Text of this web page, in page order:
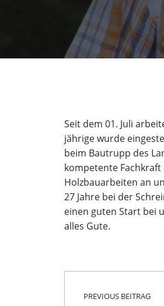
Seit dem 01. Juli
jährige wurde
beim Bautrupp des
kompetente
Holzbauarbeiten an
27 Jahre bei der
einen guten Start bei
alles Gute.
Skip back to main navigation
PREVIOUS BEITRAG